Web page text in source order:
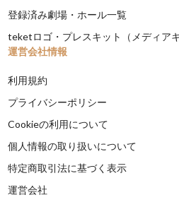
登録済み劇場・ホール一覧
teketロゴ・プレスキット（メディアキ
運営会社情報
利用規約
プライバシーポリシー
Cookieの利用について
個人情報の取り扱いについて
特定商取引法に基づく表示
運営会社